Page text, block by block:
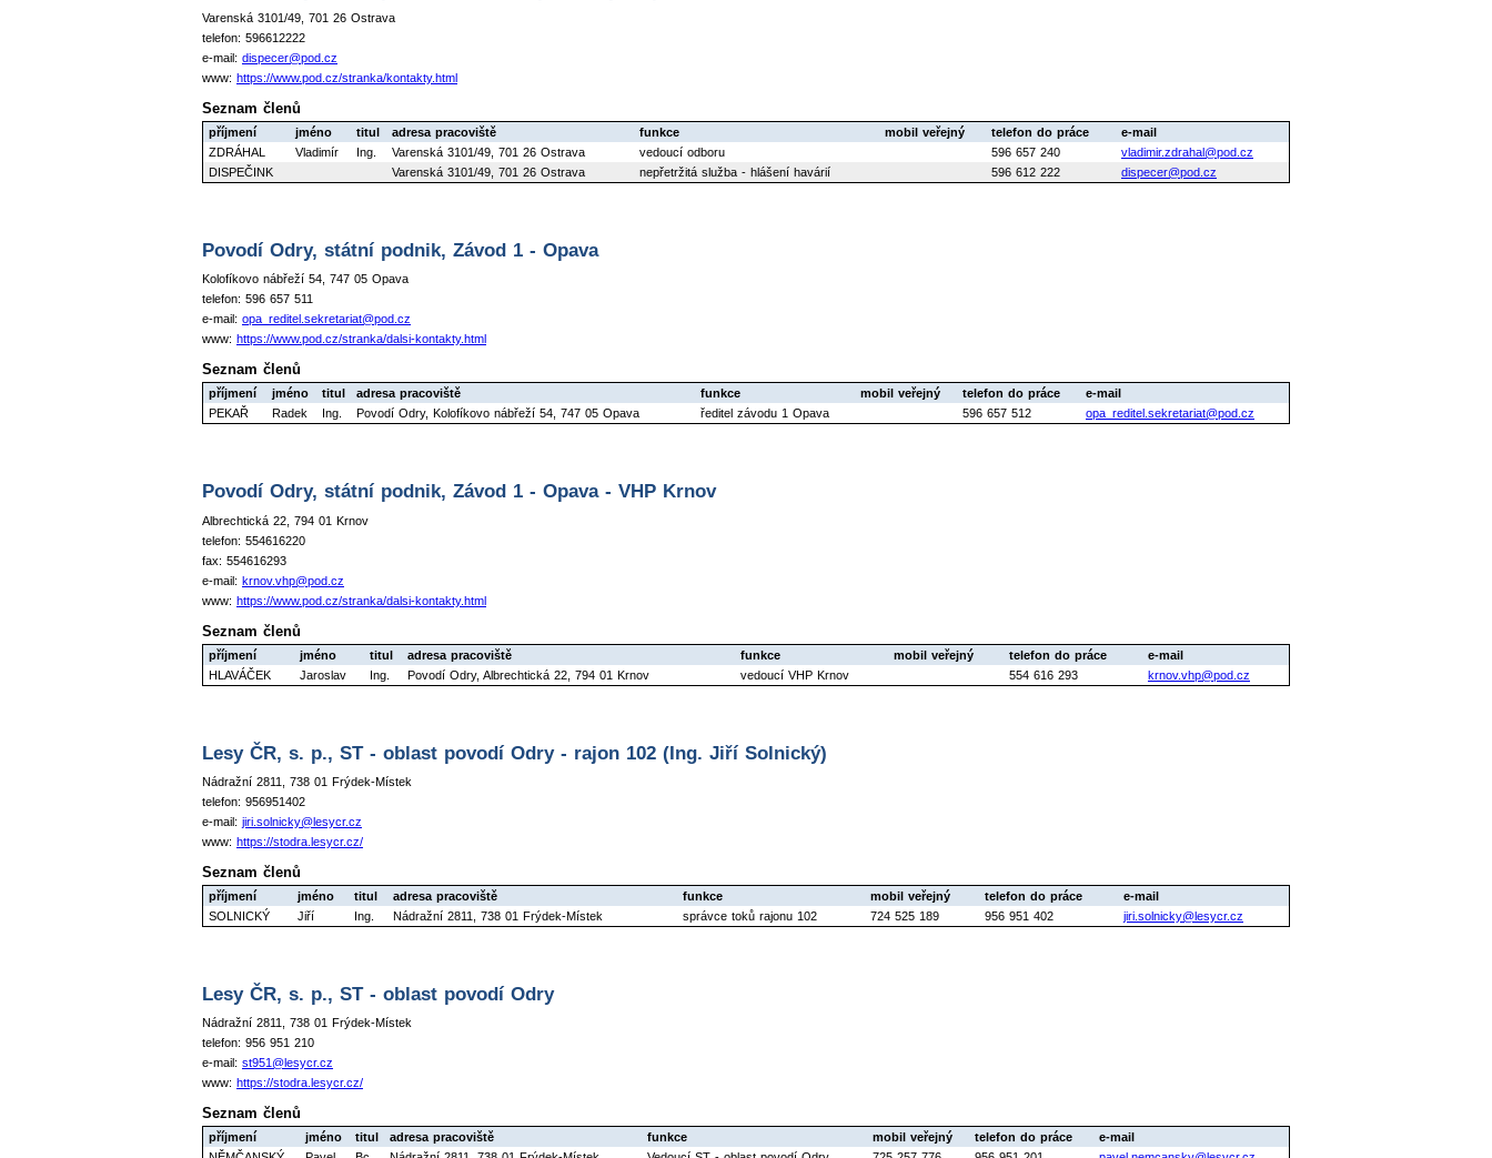
Varenská 3101/49, 701 26 Ostrava
telefon: 596612222
e-mail: dispecer@pod.cz
www: https://www.pod.cz/stranka/kontakty.html
Seznam členů
příjmení jméno titul adresa pracoviště funkce mobil veřejný telefon do práce
e-mail
ZDRÁHAL
Vladimír Ing. Varenská 3101/49, 701 26 Ostrava vedoucí odboru 596 657 240
vladimir.zdrahal@pod.cz
DISPEČINK
Varenská 3101/49, 701 26 Ostrava nepřetržitá služba - hlášení havárií 596 612 222 dispecer@pod.cz
Povodí Odry, státní podnik, Závod 1 - Opava
Kolofíkovo nábřeží 54, 747 05 Opava
telefon: 596 657 511
e-mail: opa_reditel.sekretariat@pod.cz
www: https://www.pod.cz/stranka/dalsi-kontakty.html
Seznam členů
příjmení jméno titul adresa pracoviště funkce mobil veřejný telefon do práce
e-mail
PEKAŘ
Radek Ing. Povodí Odry, Kolofíkovo nábřeží 54, 747 05 Opava ředitel závodu 1 Opava 596 657 512 opa_reditel.sekretariat@pod.cz
Povodí Odry, státní podnik, Závod 1 - Opava - VHP Krnov
Albrechtická 22, 794 01 Krnov
telefon: 554616220
fax: 554616293
e-mail: krnov.vhp@pod.cz
www: https://www.pod.cz/stranka/dalsi-kontakty.html
Seznam členů
příjmení jméno titul adresa pracoviště funkce mobil veřejný telefon do práce
e-mail
HLAVÁČEK
Jaroslav Ing. Povodí Odry, Albrechtická 22, 794 01 Krnov vedoucí VHP Krnov 554 616 293 krnov.vhp@pod.cz
Lesy ČR, s. p., ST - oblast povodí Odry - rajon 102 (Ing. Jiří Solnický)
Nádražní 2811, 738 01 Frýdek-Místek
telefon: 956951402
e-mail: jiri.solnicky@lesycr.cz
www: https://stodra.lesycr.cz/
Seznam členů
příjmení jméno titul adresa pracoviště funkce mobil veřejný telefon do práce
e-mail
SOLNICKÝ
Jiří Ing. Nádražní 2811, 738 01 Frýdek-Místek správce toků rajonu 102 724 525 189 956 951 402 jiri.solnicky@lesycr.cz
Lesy ČR, s. p., ST - oblast povodí Odry
Nádražní 2811, 738 01 Frýdek-Místek
telefon: 956 951 210
e-mail: st951@lesycr.cz
www: https://stodra.lesycr.cz/
Seznam členů
příjmení jméno titul adresa pracoviště funkce mobil veřejný telefon do práce
e-mail